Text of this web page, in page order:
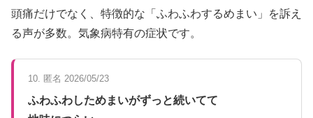
頭痛だけでなく、特徴的な「ふわふわするめまい」を訴え
る声が多数。気象病特有の症状です。
10. 匿名 2026/05/23
ふわふわしためまいがずっと続いてて